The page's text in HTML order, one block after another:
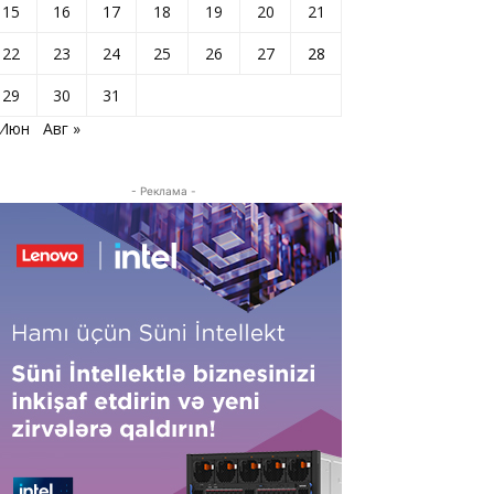
15 16 17 18 19 20
21
22
23 24 25 26 27
28
29
30
31
Авг »
- Реклама -